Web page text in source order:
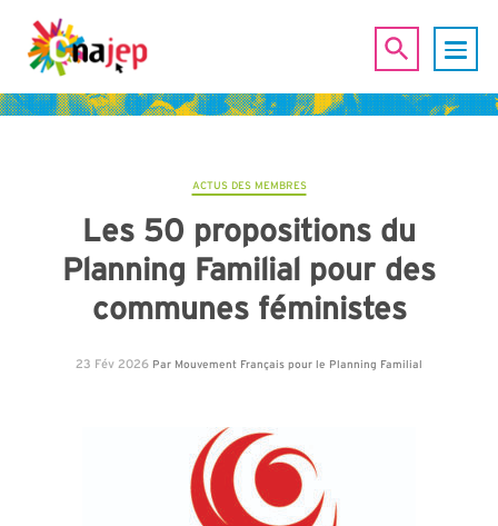
ACTUS DES MEMBRES
Les 50 propositions du
Planning Familial pour des
communes féministes
23 Fév 2026 Par Mouvement Français pour le Planning Familial